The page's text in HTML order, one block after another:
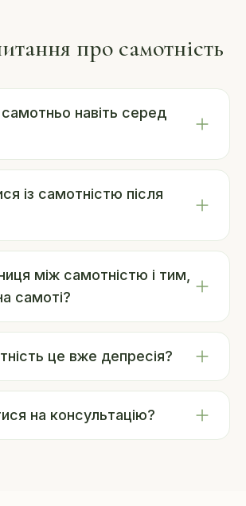
про самотність
навіть серед
із самотністю після
між самотністю і тим,
самоті?
це вже депресія?
на консультацію?